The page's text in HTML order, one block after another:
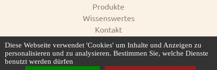
Produkte
Wissenswertes
Kontakt
Impressum
AGB & Datenschutz
Diese Webseite verwendet 'Cookies' um Inhalte und Anzeigen zu
personalisieren und zu analysieren. Bestimmen Sie, welche Dienste
benutzt werden dürfen